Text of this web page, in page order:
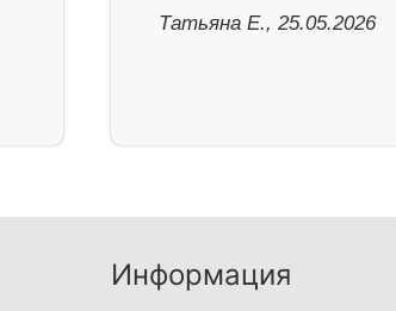
Татьяна Е., 25.05.2026
Информация